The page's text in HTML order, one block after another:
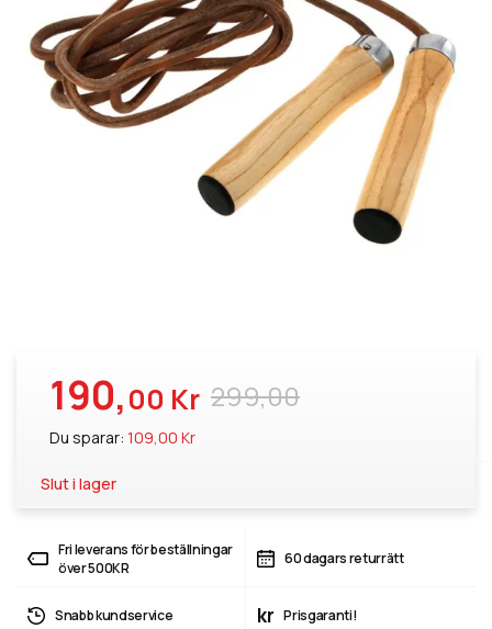
299,00
190,00 Kr
Du sparar: 109,00 Kr
Slut i lager
Fri leverans för beställningar
över 500KR
60 dagars returrätt
Snabb kundservice kr Prisgaranti!